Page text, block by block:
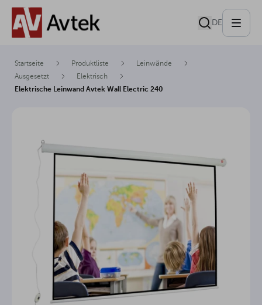
DE
Startseite Produktliste
Leinwände
Ausgesetzt
Elektrisch
Elektrische Leinwand Avtek Wall Electric 240